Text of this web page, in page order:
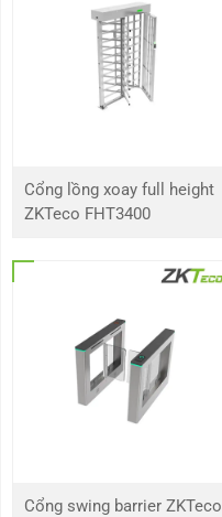
Cổng lồng xoay full height
ZKTeco FHT3400
Cổng swing barrier ZKTeco